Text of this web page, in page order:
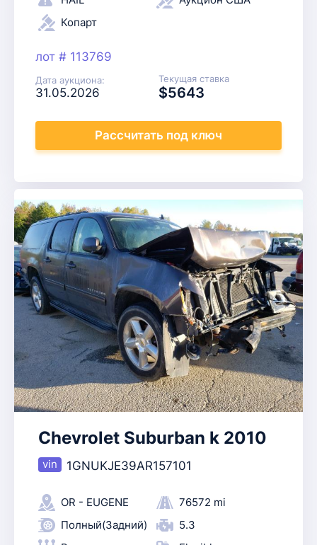
Копарт
лот # 113769
Дата аукциона:
31.05.2026
Текущая ставка
$5643
Рассчитать под ключ
Chevrolet Suburban k 2010
1GNUKJE39AR157101
OR - EUGENE
76572 mi
Полный(Задний)
5.3